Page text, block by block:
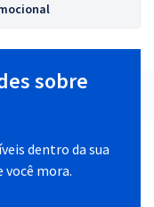
sobre
dentro da sua
você mora.